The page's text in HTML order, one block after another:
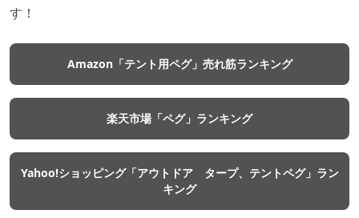
す！
Amazon「テント用ペグ」売れ筋ランキング
楽天市場「ペグ」ランキング
Yahoo!ショッピング「アウトドア タープ、テントペグ」ラン
キング